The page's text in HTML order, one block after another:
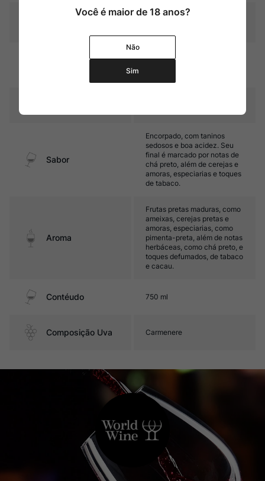
Graduação Alcóoli
Sabor
Encorpado, com taninos
sedosos e boa acidez. Seu
final é marcado por notas de
chá preto, além de cerejas e
amoras, especiarias e toques
de tabaco.
Aroma
Frutas pretas maduras, como
ameixas, cerejas pretas e
amoras, especiarias, como
pimenta-preta, além de notas
herbáceas, como chá preto, e
toques defumados, de tabaco
e cacau.
Contéudo 750 ml
Composição Uva Carmenere
Você é maior de 18 anos?
Não
Sim